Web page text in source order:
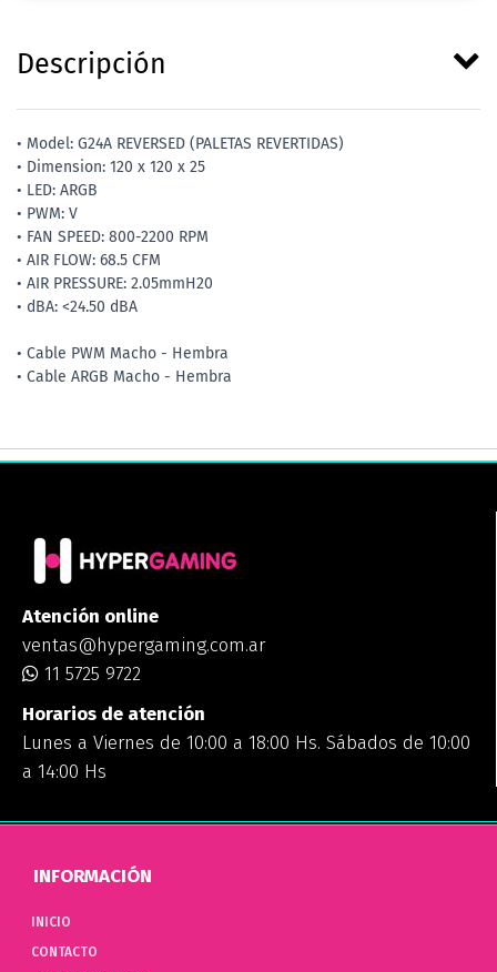
Descripción
• Model: G24A REVERSED (PALETAS REVERTIDAS)
• Dimension: 120 x 120 x 25
• LED: ARGB
• PWM: V
• FAN SPEED: 800-2200 RPM
• AIR FLOW: 68.5 CFM
• AIR PRESSURE: 2.05mmH20
• dBA: <24.50 dBA
• Cable PWM Macho - Hembra
• Cable ARGB Macho - Hembra
Atención online
ventas@hypergaming.com.ar
11 5725 9722
Horarios de atención
Lunes a Viernes de 10:00 a 18:00 Hs. Sábados de 10:00
a 14:00 Hs
INFORMACIÓN
INICIO
CONTACTO